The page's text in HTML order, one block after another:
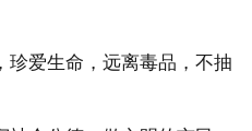
珍爱生命，远离毒品，不抽